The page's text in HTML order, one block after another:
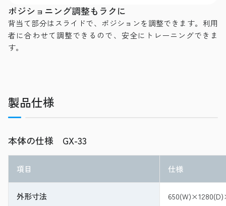
ポジショニング調整もラクに
背当て部分はスライドで、ポジションを調整できます。利用
者に合わせて調整できるので、安全にトレーニングできま
す。
製品仕様
本体の仕様 GX-33
項目 仕様
外形寸法